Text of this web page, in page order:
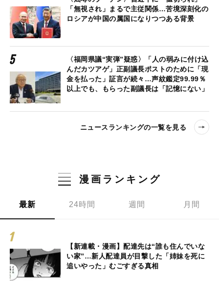
「無視され」まるで主従関係…苦境深刻化の
ロシアが中国の属国になりつつある背景
〈福岡県議“実弾”疑惑〉「人の弱みに付け込
んだカツアゲ」正副議長ポストのために「現
金を払った」証言が続々…声紋鑑定99.99％
以上でも、もらった副議長は「記憶にない」
ニュースランキングの一覧を見る
漫画ランキング
最新 24時間 週間 月間
【新連載・漫画】配達先は“誰も住んでいな
い家”…新人配達員が目撃した「姉妹を死に
追いやった」むごすぎる真相